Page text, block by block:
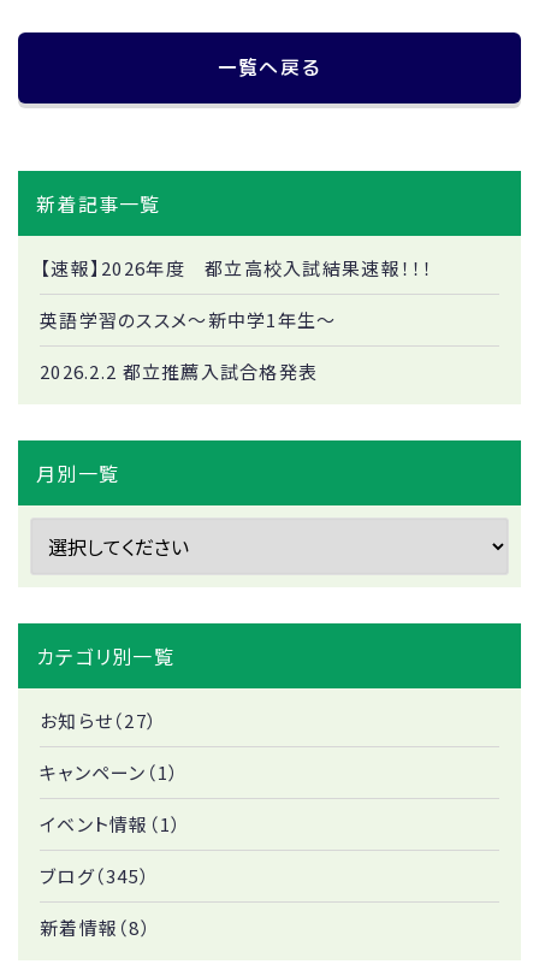
一覧へ戻る
新着記事一覧
【速報】2026年度 都立高校入試結果速報！！！
英語学習のススメ～新中学1年生～
2026.2.2 都立推薦入試合格発表
月別一覧
カテゴリ別一覧
お知らせ（27）
キャンペーン（1）
イベント情報（1）
ブログ（345）
新着情報（8）